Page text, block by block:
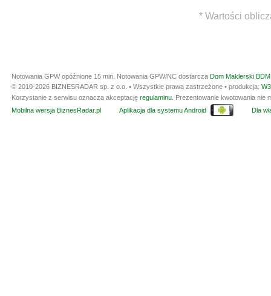
* Wartości
Notowania GPW opóźnione 15 min. Notowania GPW/NC dostarcza Dom Maklerski
© 2010-2026 BIZNESRADAR sp. z o.o. • Wszystkie prawa zastrzeżone • produkcja:
Korzystanie z serwisu oznacza akceptację regulaminu . Prezentowanie kwotowania
Mobilna wersja BiznesRadar.pl
Aplikacja dla systemu Android Dla